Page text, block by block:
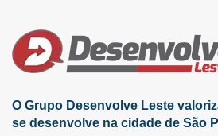
O Grupo Desenvolve Leste
se desenvolve na cidade de São